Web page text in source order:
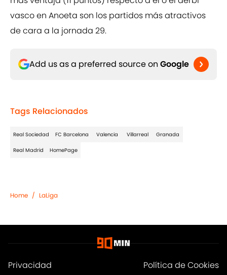
vasco en Anoeta son los partidos más atractivos
de cara a la jornada 29.
Add us as a preferred source on Google
Tags Relacionados
Real Sociedad FC Barcelona Valencia Villarreal Granada
Real Madrid HomePage
Home / LaLiga
Privacidad Política de Cookies